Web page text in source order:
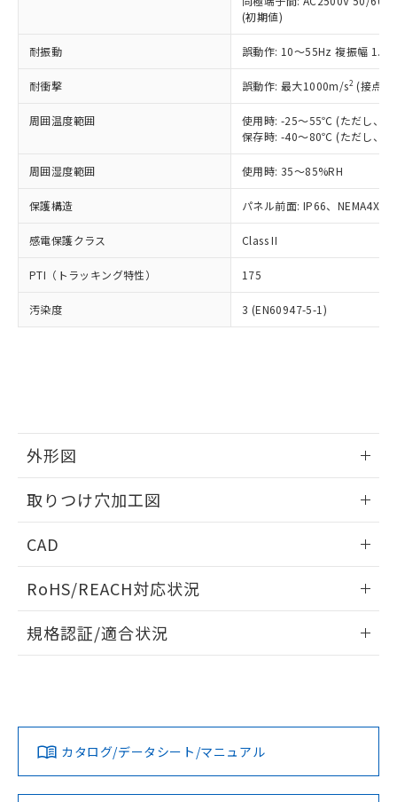
(初期値)
耐振動 誤動作: 10～55Hz 複振幅
耐衝撃 誤動作: 最大1000m/s2 (接点
周囲温度範囲
使用時: -25～55℃ (ただし、氷
保存時: -40～80℃ (ただし、氷
周囲湿度範囲 使用時: 35～85%RH
保護構造 パネル前面: IP66、NEMA4X,
感電保護クラス Class II
PTI（トラッキング特性） 175
汚染度 3 (EN60947-5-1)
外形図
取りつけ穴加工図
CAD
ドすることができます。
ログイン/会員登録
ダウンロードデータをご利用いただく前に、以下を必ずお読
みください。
ソフトウェアの使用条件
RoHS/REACH対応状況
EU RoHS 注意事項・凡例
対応済み
規格認証/適合状況
LR型式承認
（イギリス
DNV型式承認
（ノルウェー
BV型式承認
（フランス
KR型式
（韓国
カタログ/データシート/マニュアル
正式な納期状況および標準価格はお客
様のお取引先、またはお客様担当のオ
ムロン制御機器販売店・当社販売員に
オムロン制御機器販売店や当社販売拠
販売ネットワーク
」をご確認
事前の承諾なく第三者に漏洩または開
示しないようお願いします。
マイパーツ機能（部品リスト作成サー
ビス）をご利用いただくには、I-Web
メンバーズにご登録されている必要が
あります。
お客様が当ウェブサイト上で当社にご
登録された部品リストについて、当社
および当社の共同利用者が、当社の製
(PBDE) 1000ppm以下、フタル酸ビス(2-エチルヘキシ
ル) (DEHP)(別名：DOP) 1000ppm以下、フタル酸ブチ
（DBP） 1000ppm以下、フタル酸ジイソブチル
但し、RoHS指令で産業用監視および制御機器に対する
フタル酸エステル類の４物質については閾値を超える意
図的な使用がないことを確認しています。
※2 対応予定月
部品在庫の切り替え状況などにより、予定
月が前後することがあります。
※3 非含有証明書ダウンロード
※本証明書は発行日時点で非含有を証明す
るもので、過去に遡って非含有を証明する
また、RoHS指令のフタル酸エステル類４
物質の対応では、対応完了までの期間は出
荷製品に未対応品が混在することから備考
既に当社にて対応品への在庫切替を完了
していることから、特段のことがない限
り、2022年1月12日より割愛しておりま
ニル類) : 1000ppm、 PBDEs(ポリ臭化ジフェニルエーテ
イソブチル) : 1000ppm、 BBP(フタル酸ブチルベンジ
DEHP(フタル酸ビス(2-エチルヘキシル)) : 1000ppm
「ｅ」：有害物質（10物質）のすべてが基
準値以下であることを示します。
「10」：通常の使用状況下において有害物
質が外部に漏えいし、環境に深刻な影響を
及ぼさない年数を意味します。
い合わせください。
当社は規制貨物を破棄する場合は、完
全に破砕するなど、違法に輸出されな
いよう必要な手段を講じます。
当社は貴社製品を、核兵器、ミサイ
ル、化学兵器、生物兵器またはその他
武器並びにこれらの製造装置等に一切
当社は、貴社製品を第三者に販売する
場合は、上記1、2および3の内容を当
該第三者に通知します。また当社は、
販売先および販売に係わる関係者が違
り引きをいたしません。
一定数以上の在庫あり
一定数には満たないが在庫あり
在庫なし(最新の在庫状況につ
いては、お客様のお取引先、ま
たはお客様担当のオムロン制御
機器販売店・当社販売員にご確
白
受注生産機種、また在庫状況の
情報を公開していない機種